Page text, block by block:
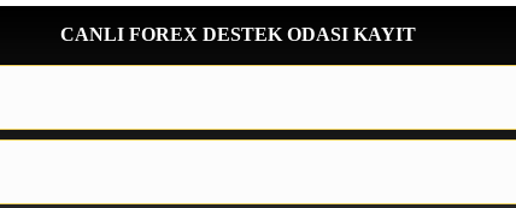
CANLI FOREX DESTEK ODASI KAYIT